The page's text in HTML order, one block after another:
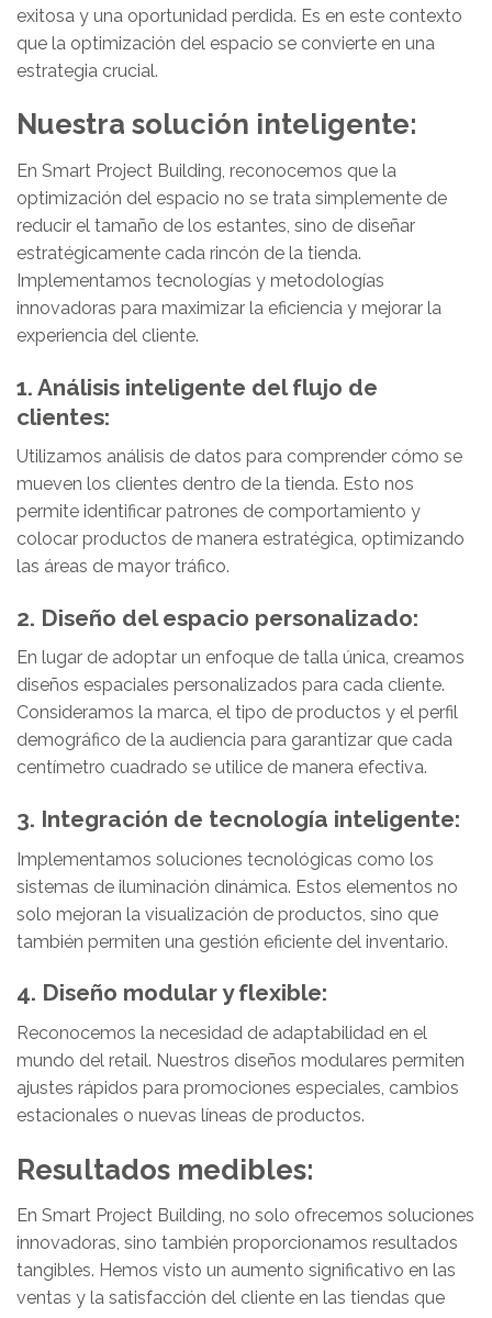
exitosa y una oportunidad perdida. Es en este contexto
que la optimización del espacio se convierte en una
estrategia crucial.
Nuestra solución inteligente:
En Smart Project Building, reconocemos que la
optimización del espacio no se trata simplemente de
reducir el tamaño de los estantes, sino de diseñar
estratégicamente cada rincón de la tienda.
Implementamos tecnologías y metodologías
innovadoras para maximizar la eficiencia y mejorar la
experiencia del cliente.
1. Análisis inteligente del flujo de
clientes:
Utilizamos análisis de datos para comprender cómo se
mueven los clientes dentro de la tienda. Esto nos
permite identificar patrones de comportamiento y
colocar productos de manera estratégica, optimizando
las áreas de mayor tráfico.
2. Diseño del espacio personalizado:
En lugar de adoptar un enfoque de talla única, creamos
diseños espaciales personalizados para cada cliente.
Consideramos la marca, el tipo de productos y el perfil
demográfico de la audiencia para garantizar que cada
centímetro cuadrado se utilice de manera efectiva.
3. Integración de tecnología inteligente:
Implementamos soluciones tecnológicas como los
sistemas de iluminación dinámica. Estos elementos no
solo mejoran la visualización de productos, sino que
también permiten una gestión eficiente del inventario.
4. Diseño modular y flexible:
Reconocemos la necesidad de adaptabilidad en el
mundo del retail. Nuestros diseños modulares permiten
ajustes rápidos para promociones especiales, cambios
estacionales o nuevas líneas de productos.
Resultados medibles:
En Smart Project Building, no solo ofrecemos soluciones
innovadoras, sino también proporcionamos resultados
tangibles. Hemos visto un aumento significativo en las
ventas y la satisfacción del cliente en las tiendas que